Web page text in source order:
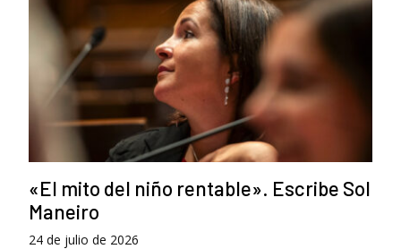
«El mito del niño rentable». Escribe Sol
Maneiro
24 de julio de 2026